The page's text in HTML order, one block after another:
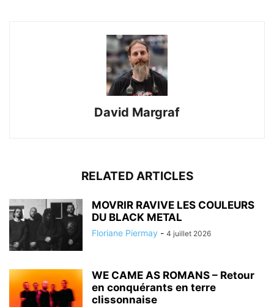
David Margraf
RELATED ARTICLES
MOVRIR RAVIVE LES COULEURS
DU BLACK METAL
Floriane Piermay - 4 juillet 2026
WE CAME AS ROMANS – Retour
en conquérants en terre
clissonnaise